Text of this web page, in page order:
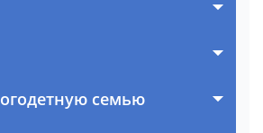
семью